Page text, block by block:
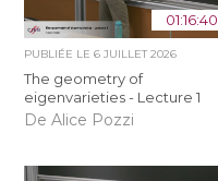
01:16:40
PUBLIÉE LE6 JUILLET 2026
The geometry of
eigenvarieties - Lecture 1
De Alice Pozzi